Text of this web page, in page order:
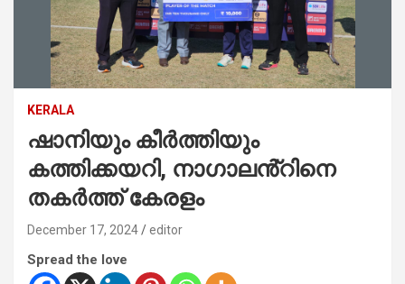
KERALA
ഷാനിയും കീർത്തിയും
കത്തിക്കയറി, നാഗാലൻ്റിനെ
തകർത്ത് കേരളം
December 17, 2024 editor
Spread the love